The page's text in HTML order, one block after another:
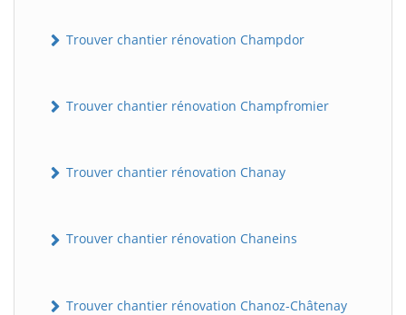
Trouver chantier rénovation Champdor
Trouver chantier rénovation Champfromier
Trouver chantier rénovation Chanay
Trouver chantier rénovation Chaneins
Trouver chantier rénovation Chanoz-Châtenay